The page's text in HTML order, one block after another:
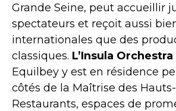
Grande Seine, peut accueillir
spectateurs et reçoit aussi
internationales que des
classiques. L’Insula Orchestra
Equilbey y est en résidence
côtés de la Maîtrise des
Restaurants, espaces de